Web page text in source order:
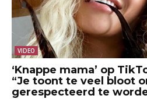
VIDEO
‘Knappe mama’ op
“Je toont te veel bloot
gerespecteerd te